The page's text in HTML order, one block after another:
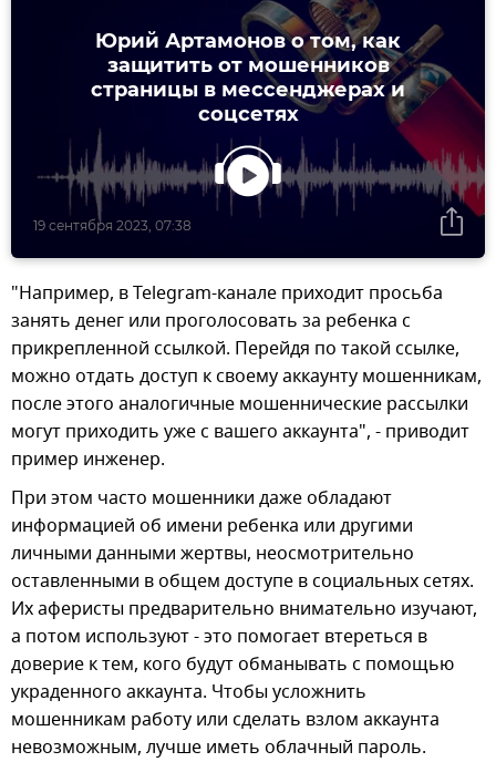
Юрий Артамонов о том, как
защитить от мошенников
страницы в мессенджерах и
соцсетях
19 сентября 2023, 07:38
"Например, в Telegram-канале приходит просьба
занять денег или проголосовать за ребенка с
прикрепленной ссылкой. Перейдя по такой ссылке,
можно отдать доступ к своему аккаунту мошенникам,
после этого аналогичные мошеннические рассылки
могут приходить уже с вашего аккаунта", - приводит
пример инженер.
При этом часто мошенники даже обладают
информацией об имени ребенка или другими
личными данными жертвы, неосмотрительно
оставленными в общем доступе в социальных сетях.
Их аферисты предварительно внимательно изучают,
а потом используют - это помогает втереться в
доверие к тем, кого будут обманывать с помощью
украденного аккаунта. Чтобы усложнить
мошенникам работу или сделать взлом аккаунта
невозможным, лучше иметь облачный пароль.